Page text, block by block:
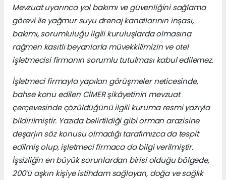
Mevzuat uyarınca yol bakımı ve güvenliğini sağlama
görevi ile yağmur suyu drenaj kanallarının inşası,
bakımı, sorumluluğu ilgili kuruluşlarda olmasına
rağmen kasıtlı beyanlarla müvekkilimizin ve otel
işletmecisi firmanın sorumlu tutulması kabul edilemez.
İşletmeci firmayla yapılan görüşmeler neticesinde,
bahse konu edilen CİMER şikâyetinin mevzuat
çerçevesinde çözüldüğünü ilgili kuruma resmi yazıyla
bildirilmiştir. Yazıda belirtildiği gibi orman arazisine
deşarjın söz konusu olmadığı tarafımızca da tespit
edilmiş olup, işletmeci firmaca da bilgi verilmiştir.
İşsizliğin en büyük sorunlardan birisi olduğu bölgede,
200’ü aşkın kişiye istihdam sağlayan, doğa ve sağlık